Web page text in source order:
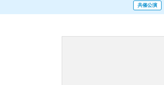
共催公演